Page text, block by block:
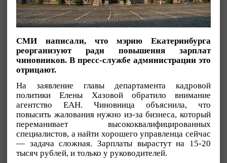
СМИ написали, что мэрию Екатеринбурга
реорганизуют ради повышения зарплат
чиновников. В пресс-службе администрации это
отрицают.
На заявление главы департамента кадровой
политики Елены Хазовой обратило внимание
агентство ЕАН. Чиновница объяснила, что
повысить жалования нужно из-за бизнеса, который
переманивает высококвалифицированных
специалистов, а найти хорошего управленца сейчас
— задача сложная. Зарплаты вырастут на 15-20
тысяч рублей, и только у руководителей.